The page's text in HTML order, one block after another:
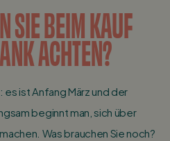
SIE BEIM KAUF
ACHTEN?
ist Anfang März und der
beginnt man, sich über
Was brauchen Sie noch?